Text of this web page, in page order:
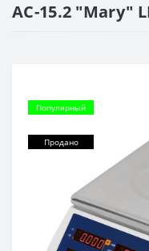
AC-15.2 "Mary"
Популярный
Продано